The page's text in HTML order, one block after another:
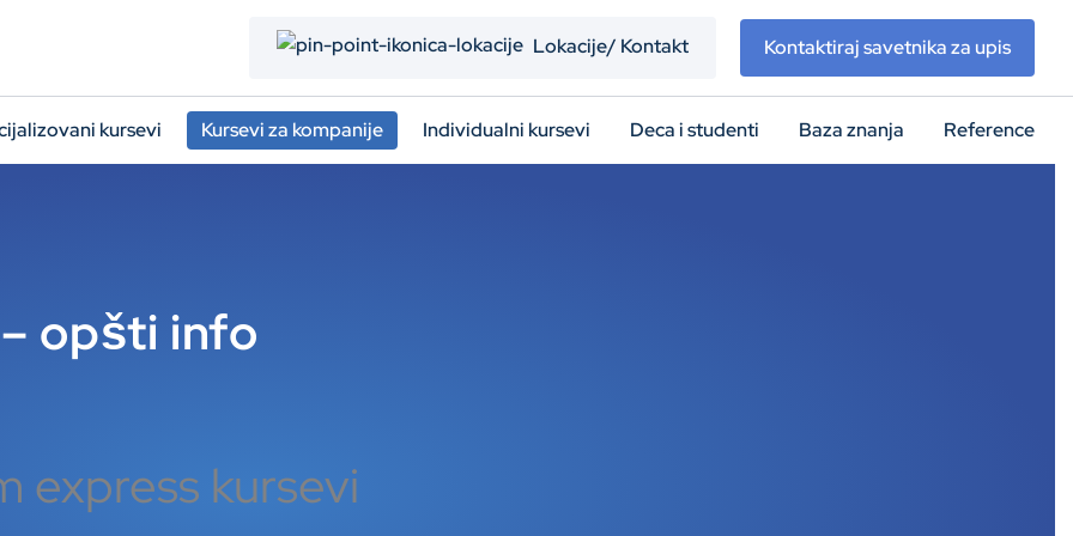
Lokacije/ Kontakt Kontaktiraj savetnika za upis
kursevi Kursevi za kompanije Individualni kursevi Deca i studenti Baza znanja Reference
opšti info
express kursevi